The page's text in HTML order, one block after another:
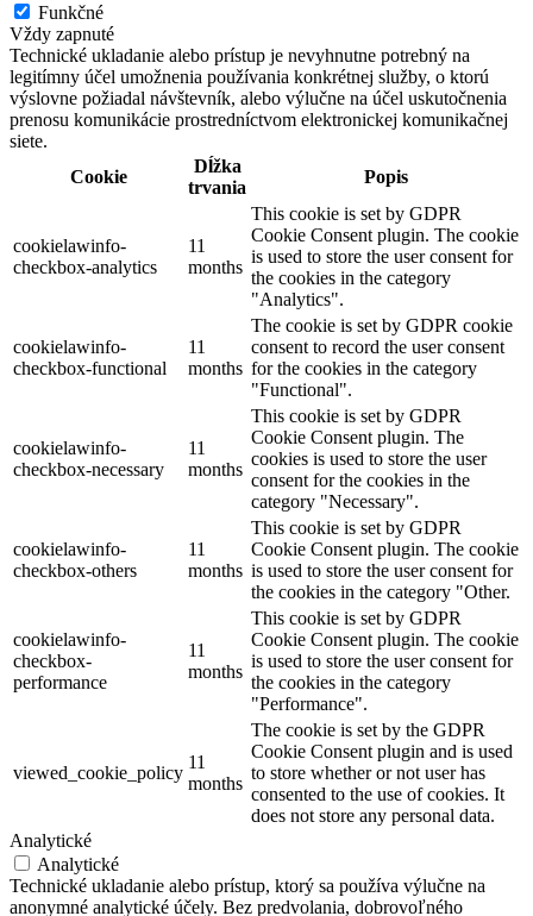
Funkčné
Vždy zapnuté
Technické ukladanie alebo prístup je nevyhnutne potrebný na
legitímny účel umožnenia používania konkrétnej služby, o ktorú
výslovne požiadal návštevník, alebo výlučne na účel uskutočnenia
prenosu komunikácie prostredníctvom elektronickej komunikačnej
siete.
Cookie
Dĺžka
trvania
Popis
cookielawinfo-
checkbox-analytics
11
months
This cookie is set by GDPR
Cookie Consent plugin. The cookie
is used to store the user consent for
the cookies in the category
"Analytics".
cookielawinfo-
checkbox-functional
11
months
The cookie is set by GDPR cookie
consent to record the user consent
for the cookies in the category
"Functional".
cookielawinfo-
checkbox-necessary
11
months
This cookie is set by GDPR
Cookie Consent plugin. The
cookies is used to store the user
consent for the cookies in the
category "Necessary".
cookielawinfo-
checkbox-others
11
months
This cookie is set by GDPR
Cookie Consent plugin. The cookie
is used to store the user consent for
the cookies in the category "Other.
cookielawinfo-
checkbox-
performance
11
months
This cookie is set by GDPR
Cookie Consent plugin. The cookie
is used to store the user consent for
the cookies in the category
"Performance".
viewed_cookie_policy
11
months
The cookie is set by the GDPR
Cookie Consent plugin and is used
to store whether or not user has
consented to the use of cookies. It
does not store any personal data.
Analytické
Analytické
Technické ukladanie alebo prístup, ktorý sa používa výlučne na
anonymné analytické účely. Bez predvolania, dobrovoľného